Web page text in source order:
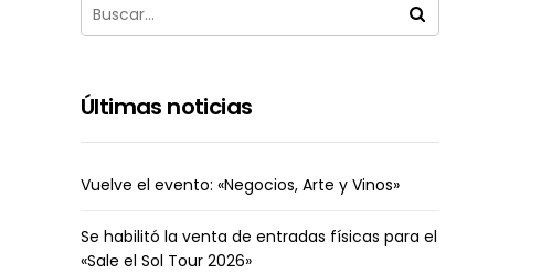
Últimas noticias
Vuelve el evento: «Negocios, Arte y Vinos»
Se habilitó la venta de entradas físicas para el
«Sale el Sol Tour 2026»